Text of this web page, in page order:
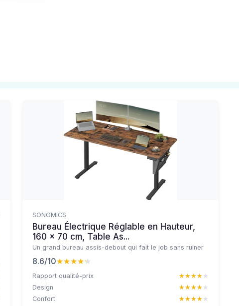
SONGMICS
Bureau Électrique Réglable en Hauteur,
160 x 70 cm, Table As...
Un grand bureau assis-debout qui fait le job sans ruiner
8.6/10★★★★★
★★★★★
Rapport qualité-prix ★★★★★
★★★★★
Design
★★★★★
★★★★★
Confort
★★★★★
★★★★★